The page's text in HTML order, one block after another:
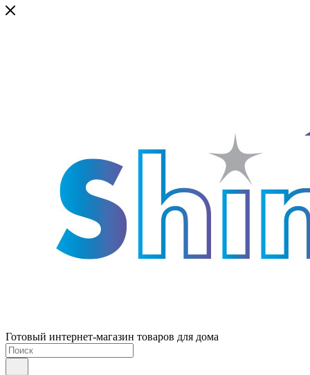
Готовый интернет-магазин товаров для дома